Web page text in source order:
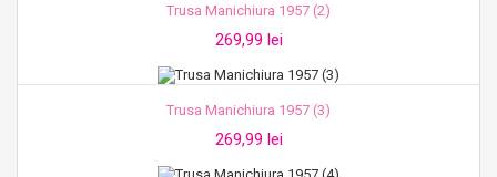
Trusa Manichiura 1957 (2)
269,99 lei
Trusa Manichiura 1957 (3)
269,99 lei